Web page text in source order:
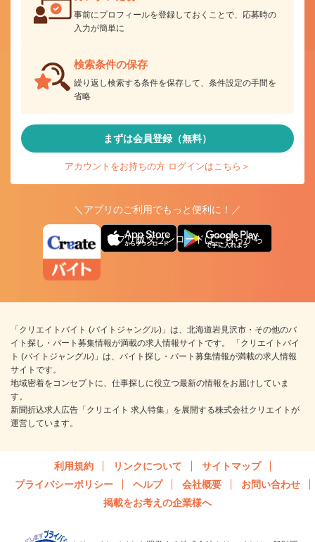
事前にプロフィールを登録しておくことで、応募時の
入力が簡単に
検索条件の保存
繰り返し検索する条件を保存して、条件設定の手間を
省略
まずは会員登録（無料）
アカウントをお持ちの方 ログインはこちら＞
＼アプリのご利用でもっと便利に！／
アプリ版ダウンロードはこちらから
「クリエイトバイト (バイトジャングル)」は、北海道岩見沢市・その他のバ
イト探し・パート募集情報が満載の求人情報サイトです。 「クリエイトバイ
ト (バイトジャングル)」は、バイト探し・パート募集情報が満載の求人情報
サイトです。
地域密着をコンセプトに、仕事探しに役立つ最新の情報をお届けしていま
す。
新聞折込求人広告「クリエイト 求人特集」を展開する株式会社クリエイトが
運営しています。
利用規約 リンクについて
サイトマップ
プライバシーポリシー
ヘルプ 会社概要
お問い合わせ
掲載をお考えの企業様へ